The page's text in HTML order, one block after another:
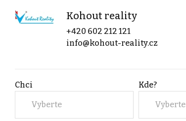
Kohout reality
+420 602 212 121
info@kohout-reality.cz
Chci
Vyberte
Kde?
Vyberte